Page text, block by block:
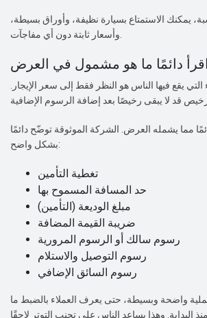
يمكنك الاستمتاع بسيارة نظيفة، وأوراق بسيطة،
وأسعار ثابتة دون أي مفاجآت.
اقرأ دائمًا ما هو مشمول في العرض
التي يقع فيها الناس هو النظر فقط إلى سعر الإيجار.
مما يشمله العرض. الشركة الموثوقة توضّح دائمًا
بشكل واضح:
تغطية التأمين
حد المسافة المسموح بها
مبلغ الوديعة (التأمين)
ضريبة القيمة المضافة
رسوم سالك أو الرسوم المرورية
رسوم التوصيل والاستلام
رسوم السائق الإضافي
واضحة وبسيطة، حتى يعرف العملاء بالضبط ما